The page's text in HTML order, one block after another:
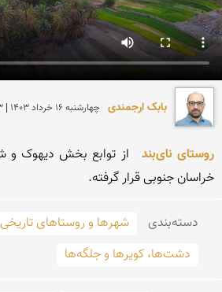
بابک ارجمندی چهارشنبه 16 خرداد 1403 | 3 سال پیش
روستای نای‌بند
خراسان جنوبی قرار گرفته.
دسته‌بندی شهرها و روستاهای تاریخی
دشت‌ها، کویرها و جلگه‌ها